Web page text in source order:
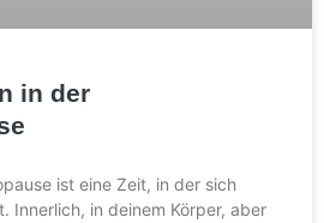
in der
ist eine Zeit, in der sich
Innerlich, in deinem Körper, aber